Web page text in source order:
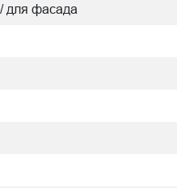
для фасада